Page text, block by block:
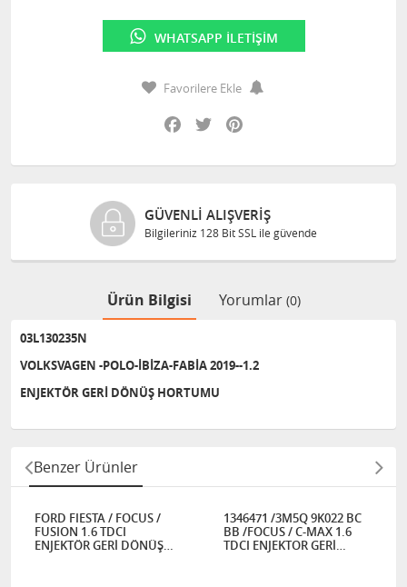
WHATSAPP İLETIŞIM
Favorilere Ekle
Facebook
Twitter
GÜVENLI ALIŞVERIŞ
Bilgileriniz 128 Bit SSL ile güvende
Ürün Bilgisi Yorumlar (0)
03L130235N
VOLKSVAGEN -POLO-İBİZA-FABİA 2019--1.2
ENJEKTÖR GERİ DÖNÜŞ HORTUMU
Benzer Ürünler
FORD FIESTA / FOCUS /
FUSION 1.6 TDCI
ENJEKTÖR GERİ DÖNÜŞ
1346471 /3M5Q 9K022 BC
BB /FOCUS / C-MAX 1.6
TDCI ENJEKTOR GERİ